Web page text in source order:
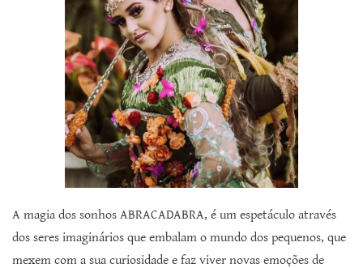
A magia dos sonhos ABRACADABRA, é um espetáculo através
dos seres imaginários que embalam o mundo dos pequenos, que
mexem com a sua curiosidade e faz viver novas emoções de